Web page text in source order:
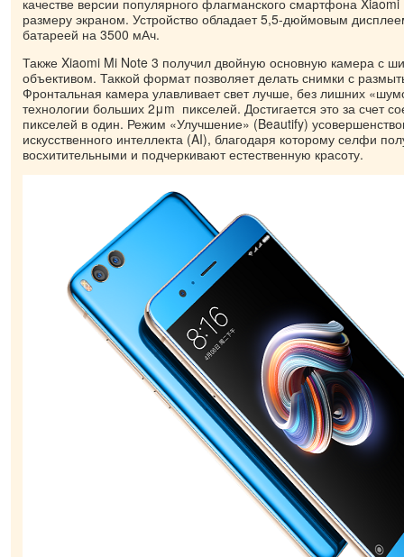
размеру экраном. Устройство обладает 5,5-дюймовым
батареей на 3500 мАч.
Также Xiaomi Mi Note 3 получил двойную основную камера с
объективом. Таккой формат позволяет делать снимки с
Фронтальная камера улавливает свет лучше, без лишних
технологии больших 2μm пикселей. Достигается это за счет
пикселей в один. Режим «Улучшение» (Beautify)
искусственного интеллекта (AI), благодаря которому селфи
восхитительными и подчеркивают естественную красоту.